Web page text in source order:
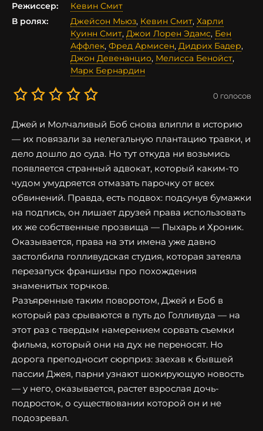
Режиссер:
Кевин Смит
В ролях:
Джейсон Мьюз, Кевин Смит, Харли
Куинн Смит, Джои Лорен Эдамс, Бен
Аффлек, Фред Армисен, Дидрих Бадер,
Джон Девенанцио, Мелисса Бенойст,
Марк Бернардин
0 голосов
Джей и Молчаливый Боб снова влипли в историю
— их повязали за нелегальную плантацию травки, и
дело дошло до суда. Но тут откуда ни возьмись
появляется странный адвокат, который каким-то
чудом умудряется отмазать парочку от всех
обвинений. Правда, есть подвох: подсунув бумажки
на подпись, он лишает друзей права использовать
их же собственные прозвища — Пыхарь и Хроник.
Оказывается, права на эти имена уже давно
застолбила голливудская студия, которая затеяла
перезапуск франшизы про похождения
знаменитых торчков.
Разъяренные таким поворотом, Джей и Боб в
который раз срываются в путь до Голливуда — на
этот раз с твердым намерением сорвать съемки
фильма, который они на дух не переносят. Но
дорога преподносит сюрприз: заехав к бывшей
пассии Джея, парни узнают шокирующую новость
— у него, оказывается, растет взрослая дочь-
подросток, о существовании которой он и не
подозревал.